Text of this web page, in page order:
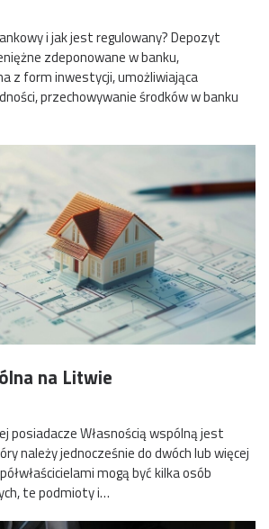
i jak jest regulowany? Depozyt
zdeponowane w banku,
z form inwestycji, umożliwiająca
przechowywanie środków w banku
na Litwie
posiadacze Własnością wspólną jest
należy jednocześnie do dwóch lub więcej
mogą być kilka osób
te podmioty i…